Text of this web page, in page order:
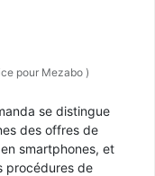
pour Mezabo )
se distingue
des offres de
smartphones, et
procédures de